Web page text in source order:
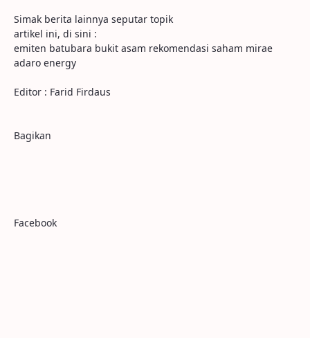
Simak berita lainnya seputar topik
artikel ini, di sini :
emiten batubara bukit asam rekomendasi saham mirae
adaro energy
Editor : Farid Firdaus
Bagikan
Facebook